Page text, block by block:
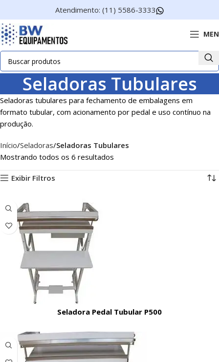
Atendimento: (11) 5586-3333
Seladoras Tubulares
Seladoras tubulares para fechamento de embalagens em
formato tubular, com acionamento por pedal e uso contínuo na
produção.
Início Seladoras Seladoras Tubulares
Mostrando todos os 6 resultados
Exibir Filtros
Seladora Pedal Tubular P500